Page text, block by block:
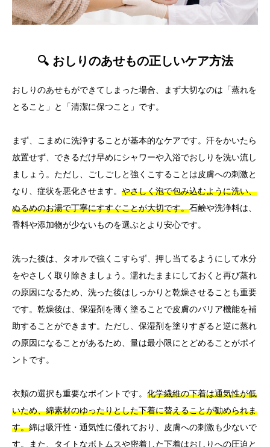
🔍 おしりのあせもの正しいケア方法
おしりのあせもができてしまった場合、まず大切なのは「蒸れを
とること」と「清潔に保つこと」です。
まず、こまめに洗浄することが基本的なケアです。汗をかいたら
放置せず、できるだけ早めにシャワーや入浴でおしりを洗い流し
ましょう。ただし、ごしごしと強くこすることは皮膚への刺激と
なり、症状を悪化させます。 やさしく泡で包み込むように洗い、
ぬるめのお湯で丁寧にすすぐことが大切です。石鹸や洗浄料は、
香料や添加物が少ないものを選ぶとより安心です。
洗った後は、タオルで強くこすらず、押し当てるようにして水分
をやさしく取り除きましょう。濡れたままにしておくと再び蒸れ
の原因になるため、洗った後はしっかりと乾燥させることも重要
です。乾燥後は、保湿剤を薄く塗ることで皮膚のバリア機能を補
助することができます。ただし、保湿剤を塗りすぎると逆に蒸れ
の原因になることがあるため、量は最小限にとどめることがポイ
ントです。
衣類の選択も重要なポイントです。 化学繊維の下着は通気性が低
いため、綿素材のゆったりとした下着に替えることが勧められま
す。綿は吸汗性・通気性に優れており、皮膚への刺激も少ないで
す。また、タイトなボトムスや密着した下着はおしりへの圧迫と